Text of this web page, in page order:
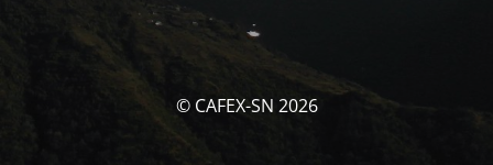
© CAFEX-SN 2026